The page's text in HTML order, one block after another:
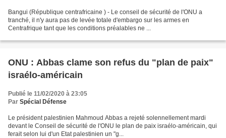
Bangui (République centrafricaine ) - Le conseil de sécurité de l'ONU a
tranché, il n'y aura pas de levée totale d'embargo sur les armes en
Centrafrique tant que les conditions préalables ne ...
ONU : Abbas clame son refus du "plan de paix"
israélo-américain
Publié le 11/02/2020 à 23:05
Par Spécial Défense
Le président palestinien Mahmoud Abbas a rejeté solennellement mardi
devant le Conseil de sécurité de l'ONU le plan de paix israélo-américain, qui
ferait selon lui d'un Etat palestinien un "g...